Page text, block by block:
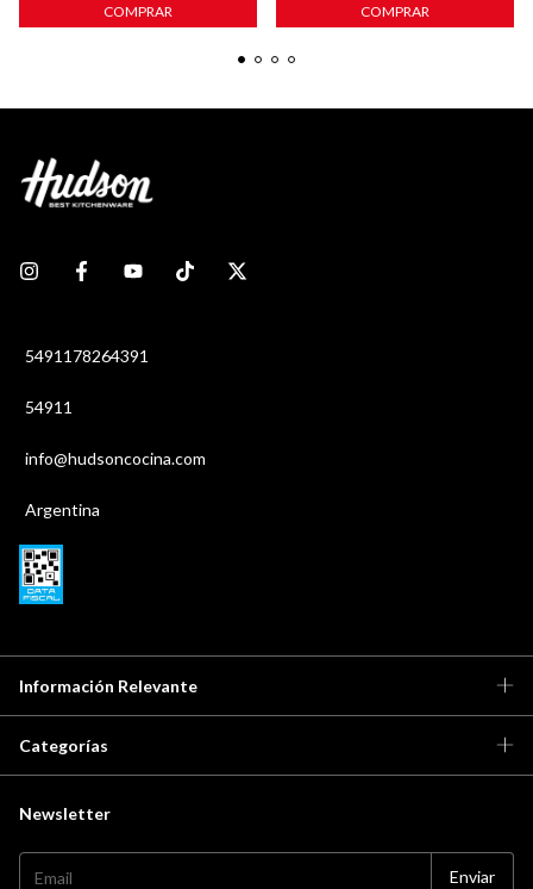
COMPRAR COMPRAR
5491178264391
54911
info@hudsoncocina.com
Argentina
Información Relevante
Categorías
Newsletter